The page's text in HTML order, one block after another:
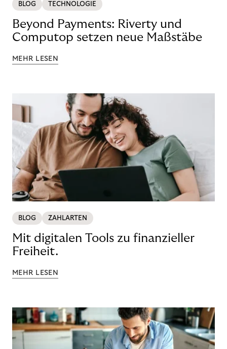
BLOG TECHNOLOGIE
Beyond Payments: Riverty und
Computop setzen neue Maßstäbe
MEHR LESEN
BLOG ZAHLARTEN
Mit digitalen Tools zu finanzieller
Freiheit.
MEHR LESEN